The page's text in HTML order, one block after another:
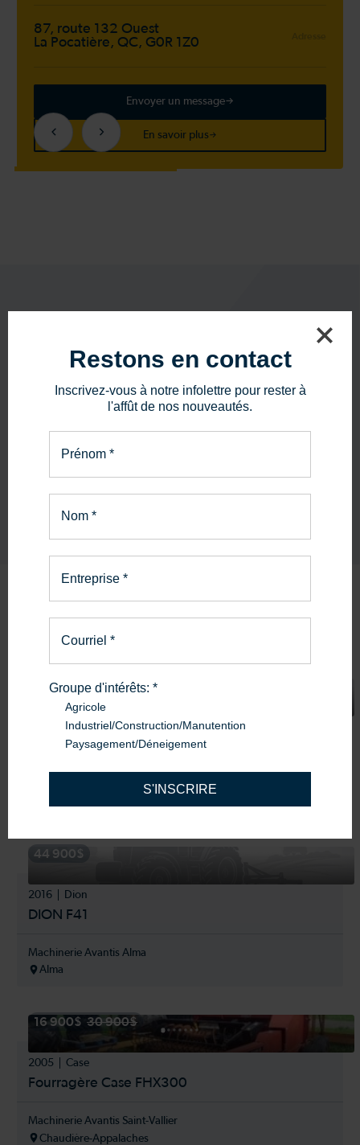
87, route 132 Ouest
La Pocatière, QC, G0R 1Z0
Envoyer un message
En savoir plus
PIÈCES ET SERVICE
La bonne pièce.
Le bon service.
Produitssimilaires
19 900$
New Holland
NEW HOLLAND FP230
Machinerie Avantis Alma
44 900$
2016 Dion
DION F41
Machinerie Avantis Alma
Alma
16 900$ 30 900$
2005 Case
Fourragère Case FHX300
Machinerie Avantis Saint-Vallier
Chaudière-Appalaches
Restons en contact
Inscrivez-vous à notre infolettre pour rester à
l'affût de nos nouveautés.
Prénom *
Nom *
Entreprise *
Courriel *
Groupe d'intérêts: *
Agricole
Industriel/Construction/Manutention
Paysagement/Déneigement
S'INSCRIRE